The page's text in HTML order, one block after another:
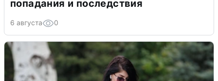
попадания и последствия
6 августа 0